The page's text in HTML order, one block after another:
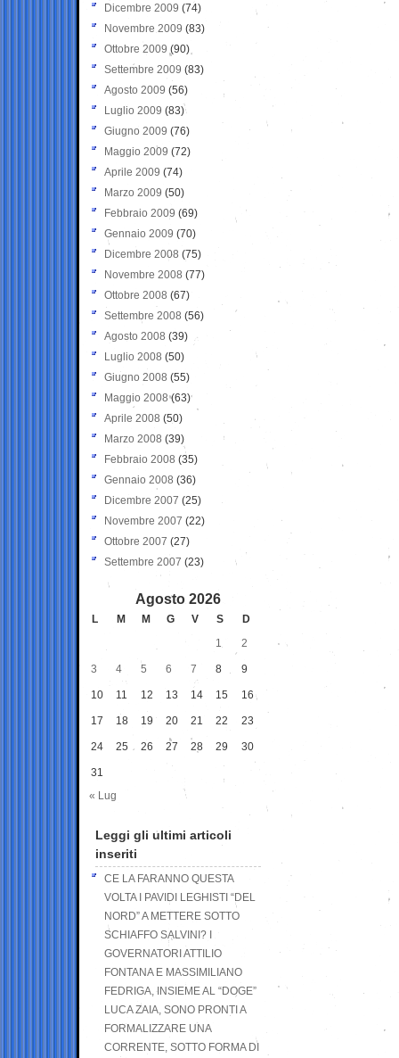
Dicembre 2009 (74)
Novembre 2009 (83)
Ottobre 2009 (90)
Settembre 2009 (83)
Agosto 2009 (56)
Luglio 2009 (83)
Giugno 2009 (76)
Maggio 2009 (72)
Aprile 2009 (74)
Marzo 2009 (50)
Febbraio 2009 (69)
Gennaio 2009 (70)
Dicembre 2008 (75)
Novembre 2008 (77)
Ottobre 2008 (67)
Settembre 2008 (56)
Agosto 2008 (39)
Luglio 2008 (50)
Giugno 2008 (55)
Maggio 2008(63)
Aprile 2008 (50)
Marzo 2008 (39)
Febbraio 2008 (35)
Gennaio 2008 (36)
Dicembre 2007 (25)
Novembre 2007 (22)
Ottobre 2007 (27)
Settembre 2007 (23)
Agosto 2026
L M M G V S
D
1
2
3 4 5 6 7 8 9
10 11 12 13 14 15 16
17 18 19 20 21 22 23
24 25 26 27 28 29 30
31
« Lug
Leggi gli ultimi articoli
inseriti
CE LA FARANNO QUESTA
VOLTA I PAVIDI LEGHISTI “DEL
NORD” A METTERE SOTTO
SCHIAFFO SALVINI? I
GOVERNATORI ATTILIO
FONTANA E MASSIMILIANO
FEDRIGA, INSIEME AL “DOGE”
LUCA ZAIA, SONO PRONTI A
FORMALIZZARE UNA
CORRENTE, SOTTO FORMA DI